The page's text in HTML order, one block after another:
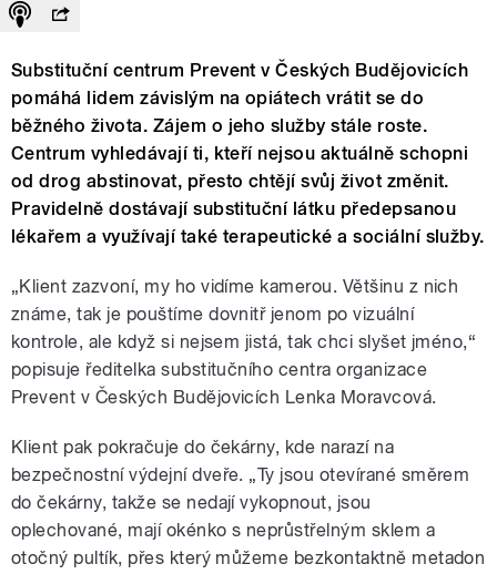
Substituční centrum Prevent v Českých Budějovicích
pomáhá lidem závislým na opiátech vrátit se do
běžného života. Zájem o jeho služby stále roste.
Centrum vyhledávají ti, kteří nejsou aktuálně schopni
od drog abstinovat, přesto chtějí svůj život změnit.
Pravidelně dostávají substituční látku předepsanou
lékařem a využívají také terapeutické a sociální služby.
„Klient zazvoní, my ho vidíme kamerou. Většinu z nich
známe, tak je pouštíme dovnitř jenom po vizuální
kontrole, ale když si nejsem jistá, tak chci slyšet jméno,“
popisuje ředitelka substitučního centra organizace
Prevent v Českých Budějovicích Lenka Moravcová.
Klient pak pokračuje do čekárny, kde narazí na
bezpečnostní výdejní dveře. „Ty jsou otevírané směrem
do čekárny, takže se nedají vykopnout, jsou
oplechované, mají okénko s neprůstřelným sklem a
otočný pultík, přes který můžeme bezkontaktně metadon